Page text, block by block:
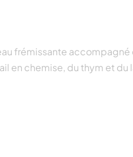
frémissante accompagné
en chemise, du thym et